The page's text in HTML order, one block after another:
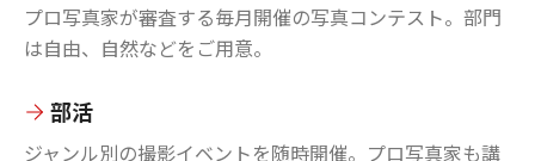
プロ写真家が審査する毎月開催の写真コンテスト。部門
は自由、自然などをご用意。
部活
ジャンル別の撮影イベントを随時開催。プロ写真家も講